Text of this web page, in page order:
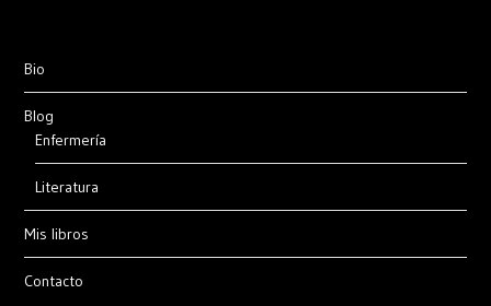
Bio
Blog
Enfermería
Literatura
Mis libros
Contacto